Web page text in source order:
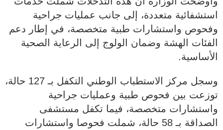
استشفائية متعددة، إلى جانب عمليات جراحية
وفحوص واستشارات طبية متخصصة، في إطار دعم
الفئات الهشة وضمان الولوج إلى الرعاية الصحية
الأساسية.
وسجل مركز الاستطباب الوطني التكفل بـ 127 حالة،
توزعت بين فحوص طبية وعمليات جراحية
واستشارات متخصصة، فيما تكفل مستشفى
الصداقة بـ 58 حالة، شملت فحوصا واستشارات